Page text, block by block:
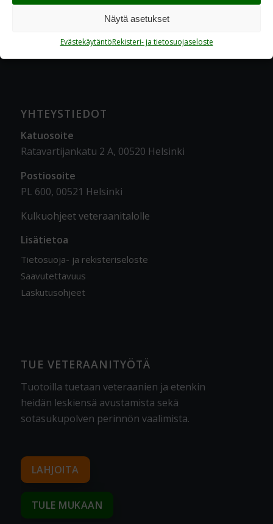
Näytä asetukset
EvästekäytäntöRekisteri- ja tietosuojaseloste
YHTEYSTIEDOT
Katuosoite
Ratavartijankatu 2 A, 00520 Helsinki
Postiosoite
PL 600, 00521 Helsinki
Kulkuohjeet veteraanitalolle
Lisätietoa
Tietosuoja- ja rekisteriseloste
Saavutettavuus
Laskutusohjeet
TUE VETERAANITYÖTÄ
Tuotoilla tuetaan veteraanien ja etenkin
heidän leskiensä avustamista sekä
sotasukupolven perinnön vaalimista.
LAHJOITA
TULE MUKAAN